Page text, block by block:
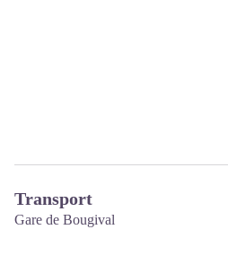
Transport
Gare de Bougival